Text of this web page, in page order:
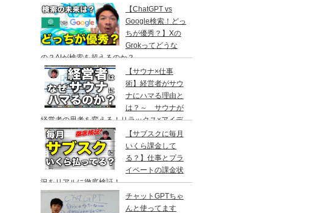
【ChatGPT vs
Google検索！どっ
ちが優秀？】Xの
Grokってどうな
の？AIが検索を超えるのか？
【サウナ×仕事
術】経営者がサウ
ナにハマる理由と
は？～ サウナが
経営者の思考を変える！リラックス×アイデ
ア創出の最強ツール ～
【サブスクに毎月
いくら課金して
る？】仕事とプラ
イベートの課金状
況をリアルに徹底検証！
チャットGPTちゃ
んと使ってます